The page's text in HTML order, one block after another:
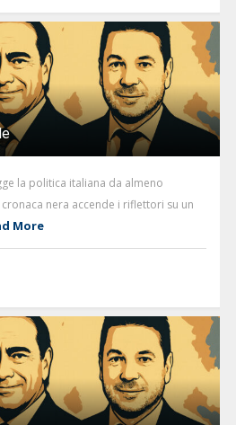
la politica italiana da almeno
nera accende i riflettori su un
More